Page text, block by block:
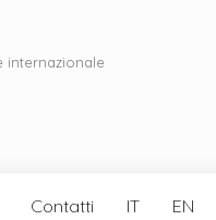
internazionale
Contatti IT EN